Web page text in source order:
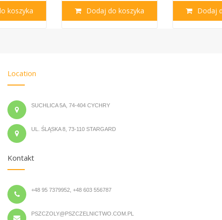
Dodaj do koszyka Dodaj do koszyka
Location
SUCHLICA 5A, 74-404 CYCHRY
UL. ŚLĄSKA 8, 73-110 STARGARD
Kontakt
+48 95 7379952, +48 603 556787
PSZCZOLY@PSZCZELNICTWO.COM.PL